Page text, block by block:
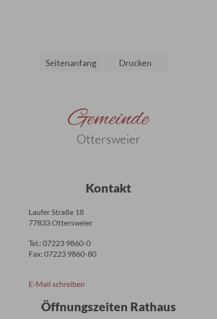
Seitenanfang Drucken
Gemeinde
Ottersweier
Kontakt
Laufer Straße 18
77833 Ottersweier
Tel.: 07223 9860-0
Fax: 07223 9860-80
E-Mail schreiben
Öffnungszeiten Rathaus